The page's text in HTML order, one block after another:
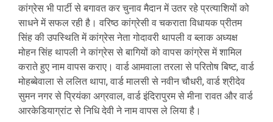
कांग्रेस भी पार्टी से बगावत कर चुनाव मैदान में उतर रहे प्रत्याशियों को
साधने में सफल रही है। वरिष्ठ कांग्रेसी व चकराता विधायक प्रीतम
सिंह की उपस्थिति में कांग्रेस नेता गोदावरी थापली व ब्लाक अध्यक्ष
मोहन सिंह थापली ने कांग्रेस से बागियों को वापस कांग्रेस में शामिल
कराते हुए नाम वापस कराए। वार्ड आमवाला तरला से परितोष बिष्ट, वार्ड
मोहब्बेवाला से ललित थापा, वार्ड मालसी से नवीन चौधरी, वार्ड श्रीदेव
सुमन नगर से प्रियंका अग्रवाल, वार्ड इंदिरापुरम से मीना रावत और वार्ड
आरकेडियाग्रांट से निधि देवी ने नाम वापस ले लिया है।